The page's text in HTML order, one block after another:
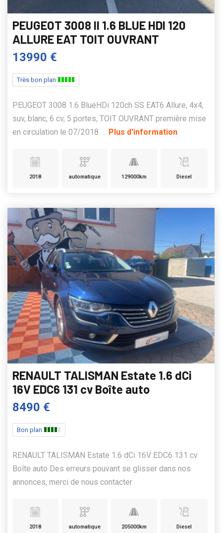
PEUGEOT 3008 II 1.6 BLUE HDI 120
ALLURE EAT TOIT OUVRANT
13990 €
Très bon plan
PEUGEOT 3008 1.6 BlueHDi 120ch SS EAT6 Allure, 4x4,
suv, blanc, 6 cv, 5 portes, TOIT OUVRANT première mise
en circulation le 07/2018. ... Plus d'information
2018 automatique 129000km Diesel
RENAULT TALISMAN Estate 1.6 dCi
16V EDC6 131 cv Boîte auto
8490 €
Bon plan
RENAULT TALISMAN Estate 1.6 dCi 16V EDC6 131 cv
Boîte auto Des erreurs pouvant se glisser dans nos
annonces, merci de nous contacter
2018 automatique 205000km Diesel